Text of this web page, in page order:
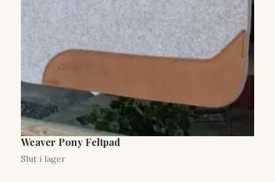
Weaver Pony Feltpad
Slut i lager